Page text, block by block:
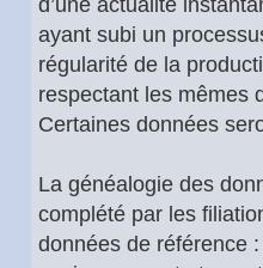
ayant subi un
régularité de la
respectant les mêmes
Certaines données
La généalogie des
complété par les
données de référence